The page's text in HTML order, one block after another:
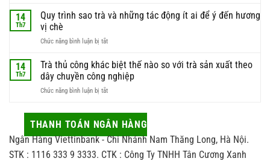
được
đón
để
búp
chất
lượng
nghiệm
làm
biếu
sao
cho
vừa
vừa
hợp
người
nhận
14
Th7
Quy trình sao trà và những tác động ít ai để ý đến hương
vị chè
Chức năng bình luận bị tắtở
trình
trà
và
tác
động
ai
để
14
Th7
Trà thủ công khác biệt thế nào so với trà sản xuất theo
dây chuyền công nghiệp
Chức năng bình luận bị tắtở
công
biệt
thế
THANH TOÁN NGÂN HÀNG
Ngân Hàng Viettinbank - Chi Nhánh Nam Thăng Long, Hà Nội.
STK : 1116 333 9 3333. CTK : Công Ty TNHH Tân Cương Xanh